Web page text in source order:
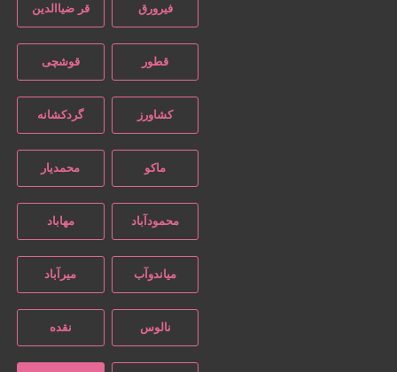
فیرورق قر ضیاالدین
قطور قوشچی
کشاورز گردکشانه
محمدیار
محمودآباد مهاباد
میاندوآب میرآباد
نالوس نقده